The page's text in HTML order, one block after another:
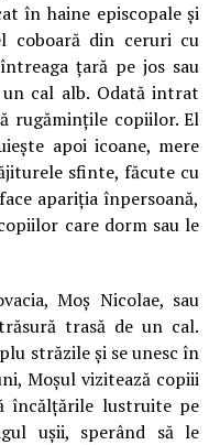
în haine episcopale și
coboară din ceruri cu
țară pe jos sau
cal alb. Odată intrat
rugămințile copiilor. El
apoi icoane, mere
sfinte, făcute cu
apariția înpersoană,
care dorm sau le
Moș Nicolae, sau
trasă de un cal.
străzile și se unesc în
Moșul vizitează copiii
încălțările lustruite pe
ușii, sperând să le